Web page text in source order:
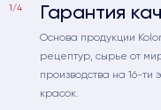
1/4 Гарантия
Основа продукции
рецептур, сырье от
производства на 16-
красок.